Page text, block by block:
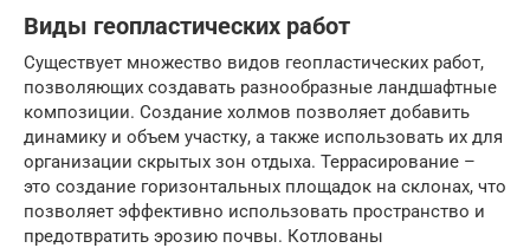
Виды геопластических работ
Существует множество видов геопластических работ,
позволяющих создавать разнообразные ландшафтные
композиции. Создание холмов позволяет добавить
динамику и объем участку, а также использовать их для
организации скрытых зон отдыха. Террасирование –
это создание горизонтальных площадок на склонах, что
позволяет эффективно использовать пространство и
предотвратить эрозию почвы. Котлованы